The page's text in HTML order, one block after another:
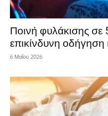
Ποινή φυλάκισης σε
επικίνδυνη οδήγηση
6 Μαΐου 2026